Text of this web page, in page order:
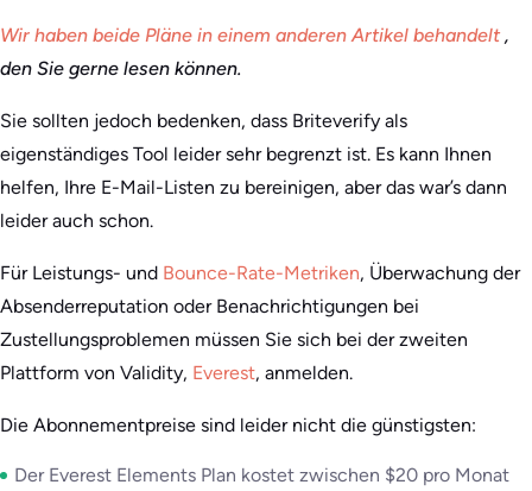
Wir haben beide Pläne in einem anderen Artikel behandelt ,
den Sie gerne lesen können.
Sie sollten jedoch bedenken, dass Briteverify als
eigenständiges Tool leider sehr begrenzt ist. Es kann Ihnen
helfen, Ihre E-Mail-Listen zu bereinigen, aber das war’s dann
leider auch schon.
Für Leistungs- und Bounce-Rate-Metriken, Überwachung der
Absenderreputation oder Benachrichtigungen bei
Zustellungsproblemen müssen Sie sich bei der zweiten
Plattform von Validity, Everest, anmelden.
Die Abonnementpreise sind leider nicht die günstigsten:
Der Everest Elements Plan kostet zwischen $20 pro Monat